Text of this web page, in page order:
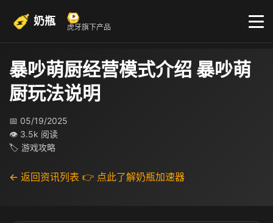
奶瓶 虎牙旗下产品
暴吵萌厨经营模式介绍 暴吵萌
厨玩法说明
📅 05/19/2025
👁 3.5k 阅读
🏷 游戏攻略
← 返回资讯列表 👉 点此了解奶瓶加速器